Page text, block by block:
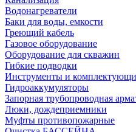
Водонагреватели
Баки для воды, емкости
Греющий кабель
Газовое оборудование
Оборудование для скважин
Гибкие подводки
Инструменты и
Гидроаккумуляторы
Запорная трубопроводная
Люки, дождеприемники
Муфты противопожарные